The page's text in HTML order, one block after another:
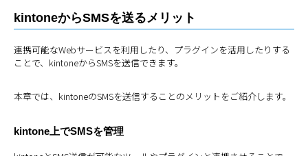
kintoneからSMSを送るメリット
連携可能なWebサービスを利用したり、プラグインを活用したりする
ことで、kintoneからSMSを送信できます。
本章では、kintoneのSMSを送信することのメリットをご紹介します。
kintone上でSMSを管理